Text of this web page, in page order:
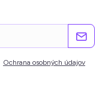
Ochrana osobných údajov